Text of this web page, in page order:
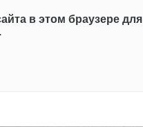
в этом браузере для